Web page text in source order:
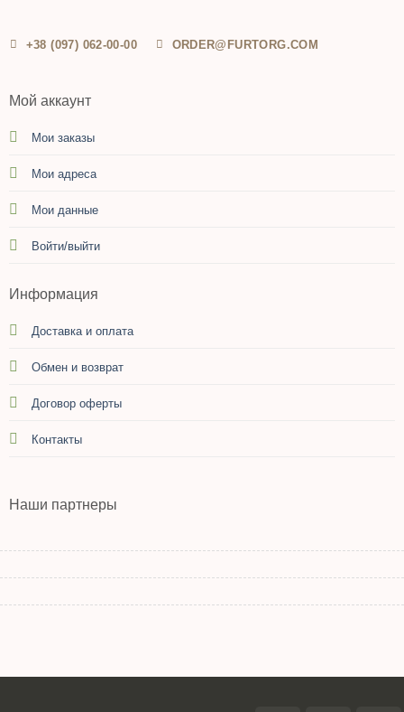
+38 (097) 062-00-00 ORDER@FURTORG.COM
Мой аккаунт
Мои заказы
Мои адреса
Мои данные
Войти/выйти
Информация
Доставка и оплата
Обмен и возврат
Договор оферты
Контакты
Наши партнеры